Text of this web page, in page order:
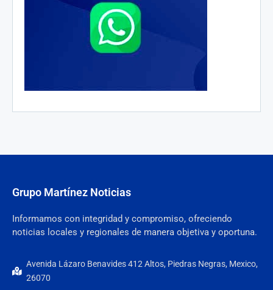
Grupo Martínez Noticias
Informamos con integridad y compromiso, ofreciendo
noticias locales y regionales de manera objetiva y oportuna.
Avenida Lázaro Benavides 412 Altos, Piedras Negras, Mexico,
26070